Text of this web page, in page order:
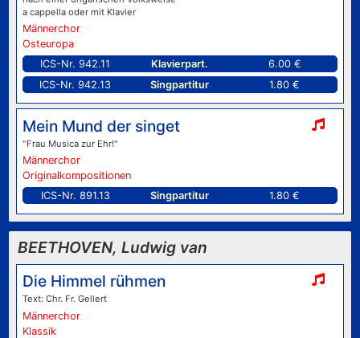
a cappella oder mit Klavier
Männerchor
Osteuropa
ICS-Nr. 942.11
Klavierpart.
6.00 €
ICS-Nr. 942.13
Singpartitur 1.80 €
Mein Mund der singet
"Frau Musica zur Ehr!"
Männerchor
Originalkompositionen
ICS-Nr. 891.13
Singpartitur 1.80 €
BEETHOVEN, Ludwig van
Die Himmel rühmen
Text: Chr. Fr. Gellert
Männerchor
Klassik